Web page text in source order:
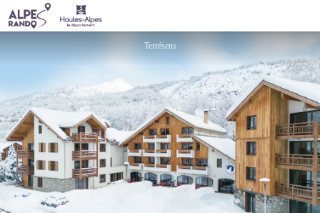
Résidence Le Cristal Lodge – Terresens – Hôtels & Résidences
Terrésens